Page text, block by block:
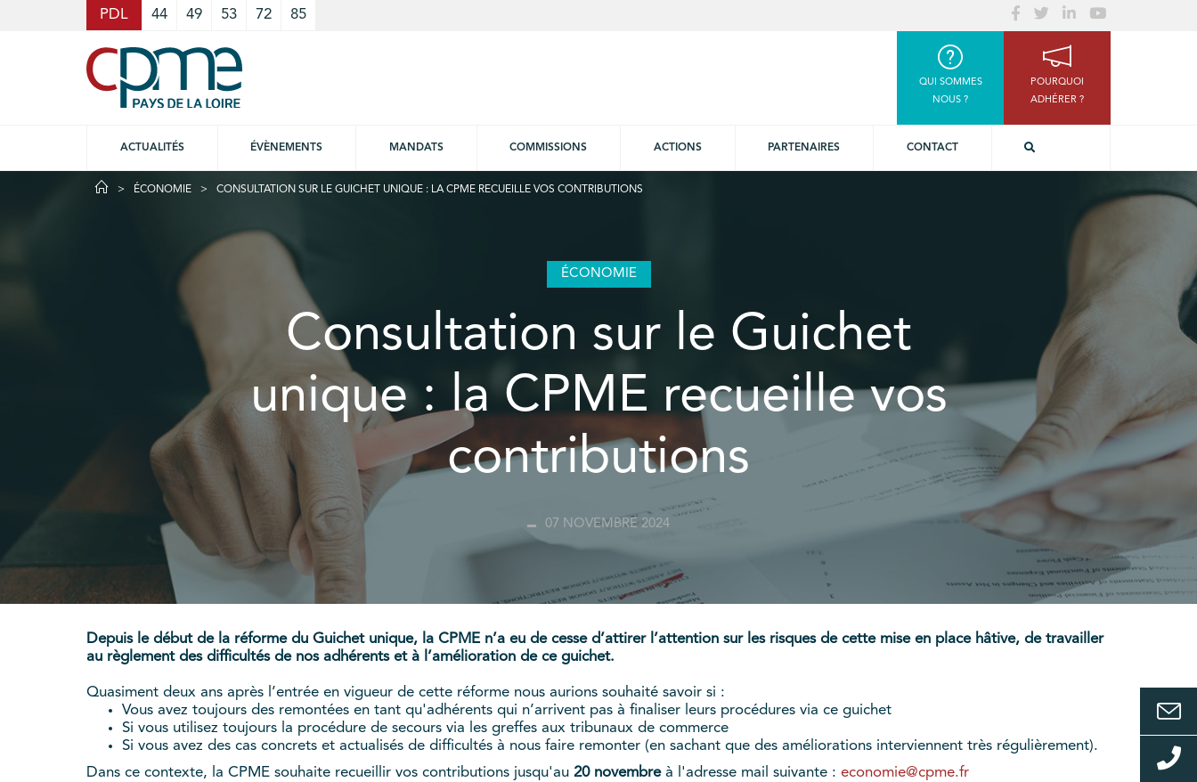
PDL 44 49 53 72 85
QUI SOMMES
NOUS ?
POURQUOI
ADHÉRER ?
ACTUALITÉS ÉVÈNEMENTS MANDATS COMMISSIONS ACTIONS PARTENAIRES CONTACT
ÉCONOMIE CONSULTATION SUR LE GUICHET UNIQUE : LA CPME RECUEILLE VOS CONTRIBUTIONS
ÉCONOMIE
Consultation sur le Guichet
unique : la CPME recueille vos
contributions
07 NOVEMBRE 2024
Depuis le début de la réforme du Guichet unique, la CPME n’a eu de cesse d’attirer l’attention sur les risques de cette mise en place hâtive, de travailler
au règlement des difficultés de nos adhérents et à l’amélioration de ce guichet.
Quasiment deux ans après l’entrée en vigueur de cette réforme nous aurions souhaité savoir si :
Vous avez toujours des remontées en tant qu'adhérents qui n’arrivent pas à finaliser leurs procédures via ce guichet
Si vous utilisez toujours la procédure de secours via les greffes aux tribunaux de commerce
Si vous avez des cas concrets et actualisés de difficultés à nous faire remonter (en sachant que des améliorations interviennent très régulièrement).
Dans ce contexte, la CPME souhaite recueillir vos contributions jusqu'au 20 novembreà l'adresse mail suivante : economie@cpme.fr
Cookies management panel